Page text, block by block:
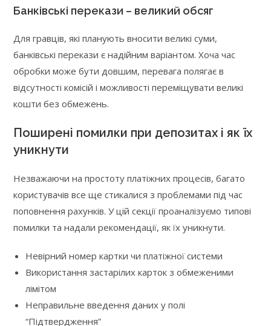
Банківські перекази – великий обсяг
Для гравців, які планують вносити великі суми,
банківські перекази є надійним варіантом. Хоча час
обробки може бути довшим, перевага полягає в
відсутності комісій і можливості переміщувати великі
кошти без обмежень.
Поширені помилки при депозитах і як їх
уникнути
Незважаючи на простоту платіжних процесів, багато
користувачів все ще стикалися з проблемами під час
поповнення рахунків. У цій секції проаналізуємо типові
помилки та надали рекомендації, як їх уникнути.
Невірний номер картки чи платіжної системи
Використання застарілих карток з обмеженими
лімітом
Неправильне введення даних у полі
“Підтвердження”